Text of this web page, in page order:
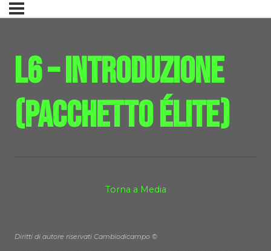
L6 – Introduzione
(Pacchetto Élite)
Torna a Media
Diritti di autore riservati Cambiodicampo ©